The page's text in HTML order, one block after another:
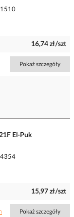
16,74 zł/szt
Pokaż szczegóły
El-Puk
15,97 zł/szt
Pokaż szczegóły